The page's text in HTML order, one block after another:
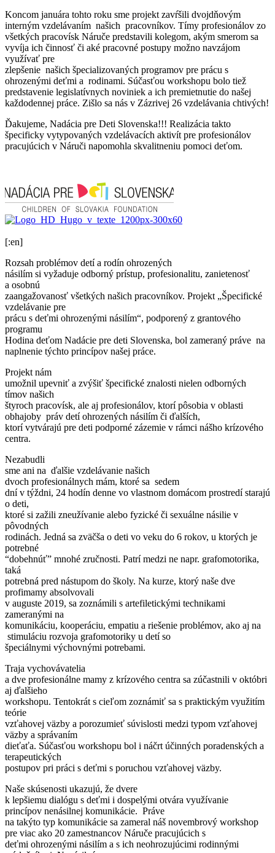
Koncom januára tohto roku sme projekt zavŕšili dvojdňovým
interným vzdelávaním našich pracovníkov. Tímy profesionálov zo
všetkých pracovísk Náruče predstavili kolegom, akým smerom sa
vyvíja ich činnosť či aké pracovné postupy možno navzájom
využívať pre
zlepšenie našich špecializovaných programov pre prácu s
ohrozenými deťmi a rodinami. Súčasťou workshopu bolo tiež
predstavenie legislatívnych noviniek a ich premietnutie do našej
každodennej práce. Zišlo sa nás v Zázrivej 26 vzdelávania chtivých!
Ďakujeme, Nadácia pre Deti Slovenska!!! Realizácia takto
špecificky vytypovaných vzdelávacích aktivít pre profesionálov
pracujúcich v Náruči napomohla skvalitneniu pomoci deťom.
[:en]
Rozsah problémov detí a rodín ohrozených
násilím si vyžaduje odborný prístup, profesionalitu, zanietenosť
a osobnú
zaangažovanosť všetkých našich pracovníkov. Projekt „Špecifické
vzdelávanie pre
prácu s deťmi ohrozenými násilím“, podporený z grantového
programu
Hodina deťom Nadácie pre deti Slovenska, bol zameraný práve na
naplnenie týchto princípov našej práce.
Projekt nám
umožnil upevniť a zvýšiť špecifické znalosti nielen odborných
tímov našich
štyroch pracovísk, ale aj profesionálov, ktorí pôsobia v oblasti
obhajoby práv detí ohrozených násilím či ďalších,
ktorí vytvárajú pre deti podporné zázemie v rámci nášho krízového
centra.
Nezabudli
sme ani na ďalšie vzdelávanie našich
dvoch profesionálnych mám, ktoré sa sedem
dní v týždni, 24 hodín denne vo vlastnom domácom prostredí starajú
o deti,
ktoré si zažili zneužívanie alebo fyzické či sexuálne násilie v
pôvodných
rodinách. Jedná sa zväčša o deti vo veku do 6 rokov, u ktorých je
potrebné
“dobehnúť” mnohé zručnosti. Patrí medzi ne napr. grafomotorika,
taká
potrebná pred nástupom do školy. Na kurze, ktorý naše dve
profimamy absolvovali
v auguste 2019, sa zoznámili s artefiletickými technikami
zameranými na
komunikáciu, kooperáciu, empatiu a riešenie problémov, ako aj na
stimuláciu rozvoja grafomotoriky u detí so
špeciálnymi výchovnými potrebami.
Traja vychovávatelia
a dve profesionálne mamy z krízového centra sa zúčastnili v októbri
aj ďalšieho
workshopu. Tentokrát s cieľom zoznámiť sa s praktickým využitím
teórie
vzťahovej väzby a porozumieť súvislosti medzi typom vzťahovej
väzby a správaním
dieťaťa. Súčasťou workshopu bol i náčrt účinných poradenských a
terapeutických
postupov pri práci s deťmi s poruchou vzťahovej väzby.
Naše skúsenosti ukazujú, že dvere
k lepšiemu dialógu s deťmi i dospelými otvára využívanie
princípov nenásilnej komunikácie. Práve
na takýto typ komunikácie sa zameral náš novembrový workshop
pre viac ako 20 zamestnancov Náruče pracujúcich s
deťmi ohrozenými násilím a s ich neohrozujúcimi rodinnými